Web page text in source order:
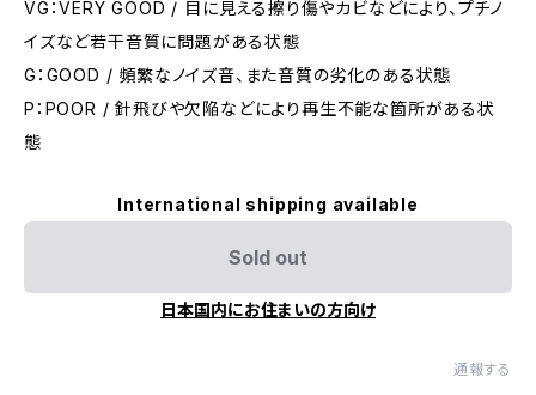
VG：VERY GOOD / 目に見える擦り傷やカビなどにより、プチノ
イズなど若干音質に問題がある状態
G：GOOD / 頻繁なノイズ音、また音質の劣化のある状態
P：POOR / 針飛びや欠陥などにより再生不能な箇所がある状
態
International shipping available
Sold out
日本国内にお住まいの方向け
通報する